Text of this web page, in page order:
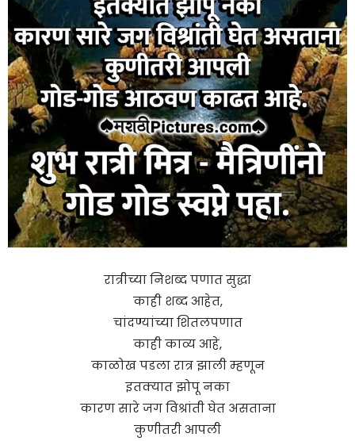
रात्रीच्या निशब्द पणात सुद्धा
काही शब्द आहेत,
चांदण्यांच्या शितलपणात
काही काव्य आहे,
काळोख पडला रात्र झाली म्हणून
इतक्यात झोपू नका
कारण सारे जग विश्रांती घेत असताना
कुणीतरी आपली